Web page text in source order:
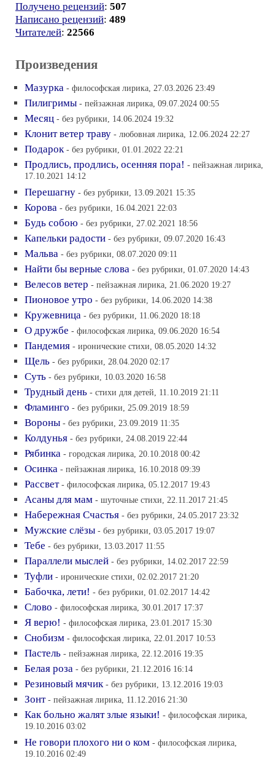
Получено рецензий: 507
Написано рецензий: 489
Читателей: 22566
Произведения
Мазурка - философская лирика, 27.03.2026 23:49
Пилигримы - пейзажная лирика, 09.07.2024 00:55
Месяц - без рубрики, 14.06.2024 19:32
Клонит ветер траву - любовная лирика, 12.06.2024 22:27
Подарок - без рубрики, 01.01.2022 22:21
Продлись, продлись, осенняя пора! - пейзажная лирика,
17.10.2021 14:12
Перешагну - без рубрики, 13.09.2021 15:35
Корова - без рубрики, 16.04.2021 22:03
Будь собою - без рубрики, 27.02.2021 18:56
Капельки радости - без рубрики, 09.07.2020 16:43
Мальва - без рубрики, 08.07.2020 09:11
Найти бы верные слова - без рубрики, 01.07.2020 14:43
Велесов ветер - пейзажная лирика, 21.06.2020 19:27
Пионовое утро - без рубрики, 14.06.2020 14:38
Кружевница - без рубрики, 11.06.2020 18:18
О дружбе - философская лирика, 09.06.2020 16:54
Пандемия - иронические стихи, 08.05.2020 14:32
Щель - без рубрики, 28.04.2020 02:17
Суть - без рубрики, 10.03.2020 16:58
Трудный день - стихи для детей, 11.10.2019 21:11
Фламинго - без рубрики, 25.09.2019 18:59
Вороны - без рубрики, 23.09.2019 11:35
Колдунья - без рубрики, 24.08.2019 22:44
Рябинка - городская лирика, 20.10.2018 00:42
Осинка - пейзажная лирика, 16.10.2018 09:39
Рассвет - философская лирика, 05.12.2017 19:43
Асаны для мам - шуточные стихи, 22.11.2017 21:45
Набережная Счастья - без рубрики, 24.05.2017 23:32
Мужские слёзы - без рубрики, 03.05.2017 19:07
Тебе - без рубрики, 13.03.2017 11:55
Параллели мыслей - без рубрики, 14.02.2017 22:59
Туфли - иронические стихи, 02.02.2017 21:20
Бабочка, лети! - без рубрики, 01.02.2017 14:42
Слово - философская лирика, 30.01.2017 17:37
Я верю! - философская лирика, 23.01.2017 15:30
Снобизм - философская лирика, 22.01.2017 10:53
Пастель - пейзажная лирика, 22.12.2016 19:35
Белая роза - без рубрики, 21.12.2016 16:14
Резиновый мячик - без рубрики, 13.12.2016 19:03
Зонт - пейзажная лирика, 11.12.2016 21:30
Как больно жалят злые языки! - философская лирика,
19.10.2016 03:02
Не говори плохого ни о ком - философская лирика,
19.10.2016 02:49